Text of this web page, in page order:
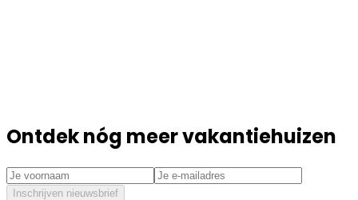
Ontdek nóg meer vakantiehuizen
Inschrijven nieuwsbrief